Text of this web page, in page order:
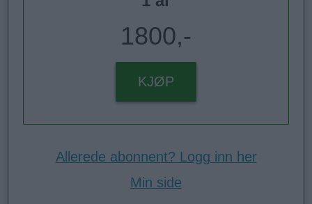
1800,-
KJØP
Allerede abonnent? Logg inn her
Min side